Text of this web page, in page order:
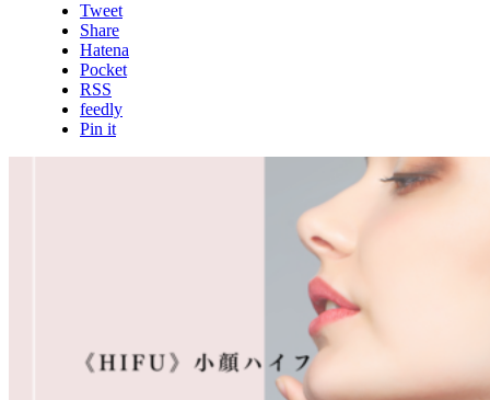
Tweet
Share
Hatena
Pocket
RSS
feedly
Pin it